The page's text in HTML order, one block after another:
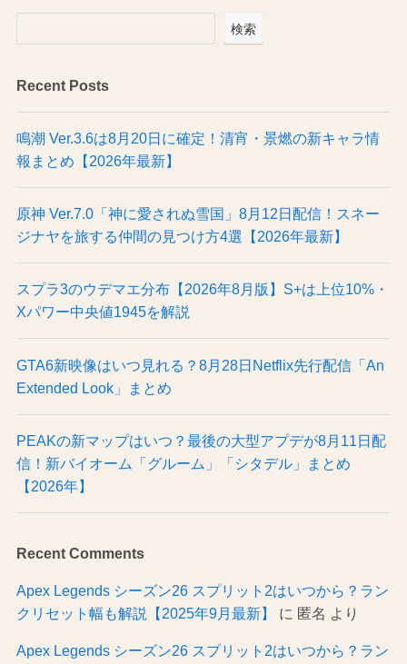
検索
Recent Posts
鳴潮 Ver.3.6は8月20日に確定！清宵・景燃の新キャラ情
報まとめ【2026年最新】
原神 Ver.7.0「神に愛されぬ雪国」8月12日配信！スネー
ジナヤを旅する仲間の見つけ方4選【2026年最新】
スプラ3のウデマエ分布【2026年8月版】S+は上位10%・
Xパワー中央値1945を解説
GTA6新映像はいつ見れる？8月28日Netflix先行配信「An
Extended Look」まとめ
PEAKの新マップはいつ？最後の大型アプデが8月11日配
信！新バイオーム「グルーム」「シタデル」まとめ
【2026年】
Recent Comments
Apex Legends シーズン26 スプリット2はいつから？ラン
クリセット幅も解説【2025年9月最新】
に 匿名 より
Apex Legends シーズン26 スプリット2はいつから？ラン